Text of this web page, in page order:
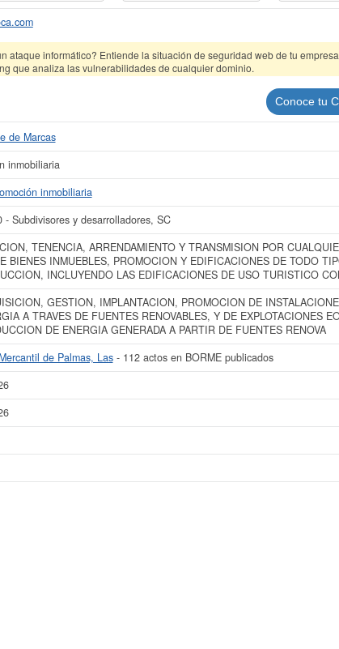
ataque informático? Entiende la situación de seguridad web de tu
que analiza las vulnerabilidades de cualquier dominio.
Conoce tu
de Marcas
inmobiliaria
inmobiliaria
- Subdivisores y desarrolladores, SC
TENENCIA, ARRENDAMIENTO Y TRANSMISION POR
BIENES INMUEBLES, PROMOCION Y EDIFICACIONES DE TODO
INCLUYENDO LAS EDIFICACIONES DE USO TURISTICO
GESTION, IMPLANTACION, PROMOCION DE
A TRAVES DE FUENTES RENOVABLES, Y DE EXPLOTACIONES
DE ENERGIA GENERADA A PARTIR DE FUENTES RENOVA
de Palmas, Las- 112 actos en BORME publicados